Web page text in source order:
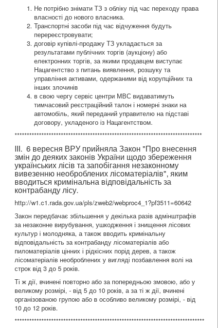
Не потрібно знімати ТЗ з обліку під час переходу права
власності до нового власника.
Транспортні засоби під час відчуження будуть
перереєстровувати;
договір купівлі-продажу ТЗ укладається за
результатами публічних торгів (аукціону) або
електронних торгів, за якими продавцем виступає
Нацагентство з питань виявлення, розшуку та
управління активами, одержаними від корупційних та
інших злочинів
в свою чергу сервіс центри МВС видаватимуть
тимчасовий реєстраційний талон і номерні знаки на
автомобіль, який переданий управителю на підставі
договору, укладеного із Нацагентством.
*****************************************************************************
ІІІ. 6 вересня ВРУ прийняла Закон "Про внесення
змін до деяких законів України щодо збереження
українських лісів та запобігання незаконному
вивезенню необроблених лісоматеріалів", яким
вводиться кримінальна відповідальність за
контрабанду лісу.
http://w1.c1.rada.gov.ua/pls/zweb2/webproc4_1?pf3511=60642
Закон передбачає збільшення у декілька разів адмінштрафів
за незаконне вирубування, ушкодження і знищення лісових
культур і молодняка, а також вводить кримінальну
відповідальність за контрабанду лісоматеріалів або
пиломатеріалів цінних і рідкісних порід дерев, а також
лісоматеріалів необроблених у вигляді позбавлення волі на
строк від 3 до 5 років.
Ті ж дії, вчинені повторно або за попередньою змовою, або у
великому розмірі, - від 5 до 10 років, а за ті ж дії, вчинені
організованою групою або в особливо великому розмірі, - від
10 до 12 років.
******************************************************************************